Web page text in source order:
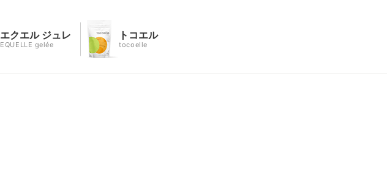
エクエル ジュレ
EQUELLE gelée
トコエル
tocoelle